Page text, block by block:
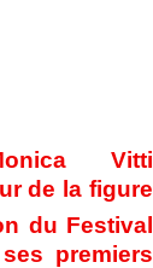
Vitti
de la figure
du Festival
premiers